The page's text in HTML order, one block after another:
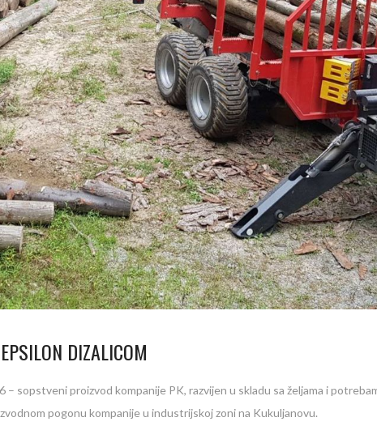
DIZALICOM
sopstveni proizvod kompanije PK, razvijen u skladu sa željama i
pogonu kompanije u industrijskoj zoni na Kukuljanovu.